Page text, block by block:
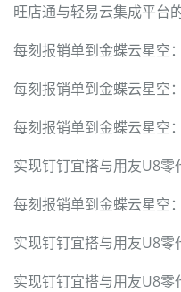
旺店通与轻易云集成平台
每刻报销单到金蝶云星空
每刻报销单到金蝶云星空
每刻报销单到金蝶云星空
实现钉钉宜搭与用友U8
每刻报销单到金蝶云星空
实现钉钉宜搭与用友U8
实现钉钉宜搭与用友U8